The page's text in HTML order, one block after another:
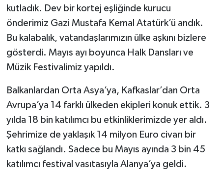
kutladık. Dev bir kortej eşliğinde kurucu
önderimiz Gazi Mustafa Kemal Atatürk’ü andık.
Bu kalabalık, vatandaşlarımızın ülke aşkını bizlere
gösterdi. Mayıs ayı boyunca Halk Dansları ve
Müzik Festivalimiz yapıldı.
Balkanlardan Orta Asya’ya, Kafkaslar’dan Orta
Avrupa’ya 14 farklı ülkeden ekipleri konuk ettik. 3
yılda 18 bin katılımcı bu etkinliklerimizde yer aldı.
Şehrimize de yaklaşık 14 milyon Euro civarı bir
katkı sağlandı. Sadece bu Mayıs ayında 3 bin 45
katılımcı festival vasıtasıyla Alanya’ya geldi.